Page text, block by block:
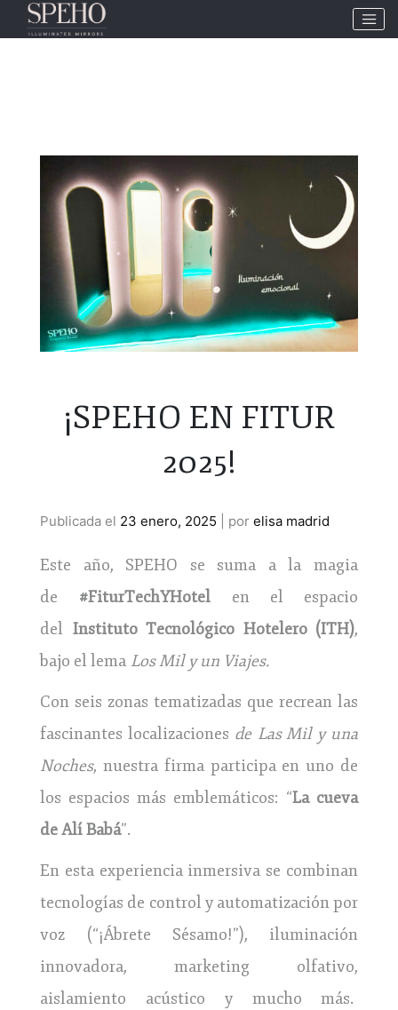
¡SPEHO EN FITUR
2025!
Publicada el 23 enero, 2025 por elisa madrid
Este año, SPEHO se suma a la magia
de #FiturTechYHotel en el espacio
del Instituto Tecnológico Hotelero (ITH),
bajo el lema Los Mil y un Viajes.
Con seis zonas tematizadas que recrean las
fascinantes localizaciones de Las Mil y una
Noches, nuestra firma participa en uno de
los espacios más emblemáticos: “La cueva
de Alí Babá”.
En esta experiencia inmersiva se combinan
tecnologías de control y automatización por
voz (“¡Ábrete Sésamo!”), iluminación
innovadora, marketing olfativo,
aislamiento acústico y mucho más.